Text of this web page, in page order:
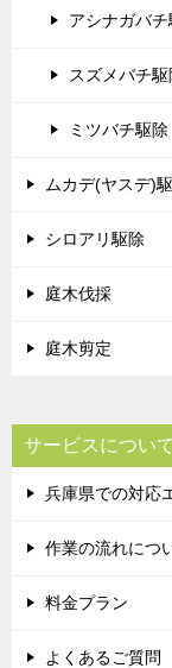
アシナガバチ
スズメバチ駆
ミツバチ駆除
ムカデ(ヤスデ)
シロアリ駆除
庭木伐採
庭木剪定
サービスについて
兵庫県での対応
作業の流れにつ
料金プラン
よくあるご質問